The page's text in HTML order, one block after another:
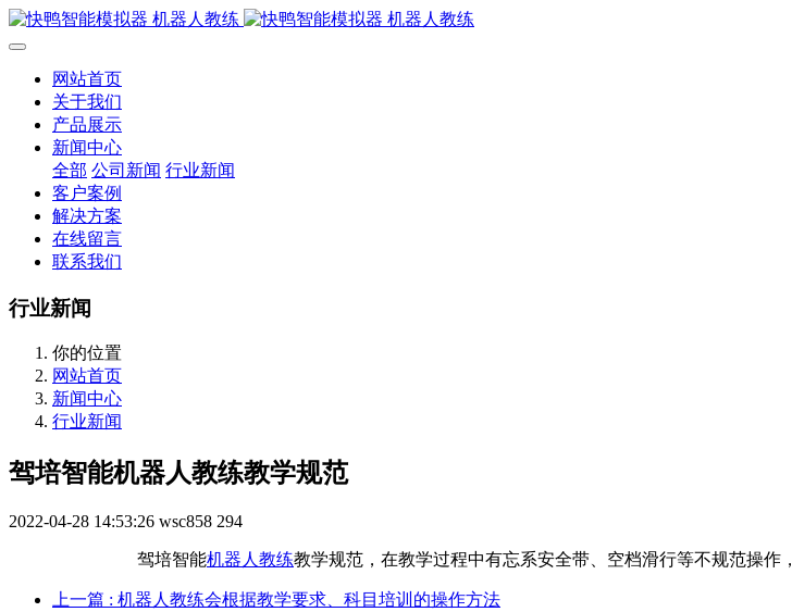
网站首页
关于我们
产品展示
新闻中心
全部 公司新闻 行业新闻
客户案例
解决方案
在线留言
联系我们
行业新闻
你的位置
网站首页
新闻中心
行业新闻
驾培智能机器人教练教学规范
2022-04-28 14:53:26 wsc858 294
驾培智能机器人教练教学规范，在教学过程中有忘系安全带、空档滑行等不规范操作，
上一篇 : 机器人教练会根据教学要求、科目培训的操作方法